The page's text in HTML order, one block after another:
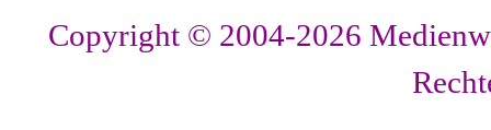
Copyright © 2004-2026